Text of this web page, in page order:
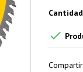
Cantidad

Compartir